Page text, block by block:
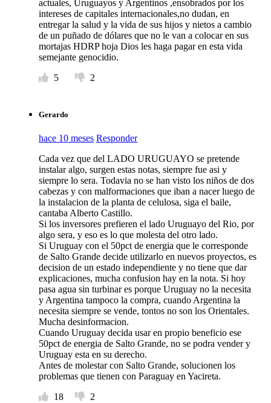
actuales, Uruguayos y Argentinos ,ensobrados por los
intereses de capitales internacionales,no dudan, en
entregar la salud y la vida de sus hijos y nietos a cambio
de un puñado de dólares que no le van a colocar en sus
mortajas HDRP hoja Dios les haga pagar en esta vida
semejante genocidio.
5
2
Gerardo
hace 10 meses Responder
Cada vez que del LADO URUGUAYO se pretende
instalar algo, surgen estas notas, siempre fue asi y
siempre lo sera. Todavia no se han visto los niños de dos
cabezas y con malformaciones que iban a nacer luego de
la instalacion de la planta de celulosa, siga el baile,
cantaba Alberto Castillo.
Si los inversores prefieren el lado Uruguayo del Rio, por
algo sera, y eso es lo que molesta del otro lado.
Si Uruguay con el 50pct de energia que le corresponde
de Salto Grande decide utilizarlo en nuevos proyectos, es
decision de un estado independiente y no tiene que dar
explicaciones, mucha confusion hay en la nota. Si hoy
pasa agua sin turbinar es porque Uruguay no la necesita
y Argentina tampoco la compra, cuando Argentina la
necesita siempre se vende, tontos no son los Orientales.
Mucha desinformacion.
Cuando Uruguay decida usar en propio beneficio ese
50pct de energia de Salto Grande, no se podra vender y
Uruguay esta en su derecho.
Antes de molestar con Salto Grande, solucionen los
problemas que tienen con Paraguay en Yacireta.
18
2